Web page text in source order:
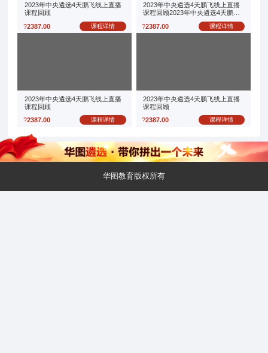
2023年中央遴选4天鹏飞线上直播
课程回顾
?2387.00 课程详情
2023年中央遴选4天鹏飞线上直播
课程回顾2023年中央遴选4天鹏飞
?2387.00 课程详情
2023年中央遴选4天鹏飞线上直播
课程回顾
?2387.00 课程详情
2023年中央遴选4天鹏飞线上直播
课程回顾
?2387.00 课程详情
华图教育版权所有